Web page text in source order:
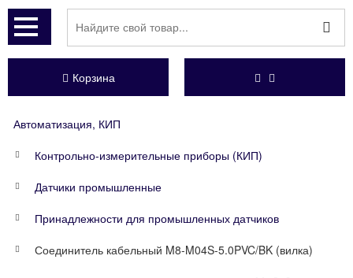
Корзина
Автоматизация, КИП
Контрольно-измерительные приборы (КИП)
Датчики промышленные
Принадлежности для промышленных датчиков
Соединитель кабельный M8-M04S-5.0PVC/BK (вилка)